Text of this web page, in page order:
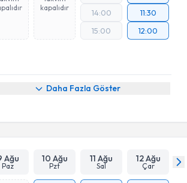
kapalıdır
14:00
15:00
11:30
12:00
Daha Fazla Göster
Ağu
Paz
10 Ağu
Pzt
11 Ağu
Sal
12 Ağu
Çar